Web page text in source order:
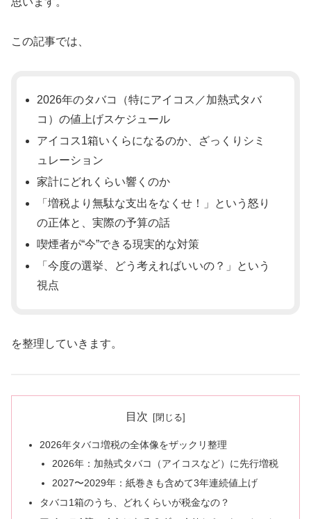
この記事では、
2026年のタバコ（特にアイコス／加熱式タバ
コ）の値上げスケジュール
アイコス1箱いくらになるのか、ざっくりシミ
ュレーション
家計にどれくらい響くのか
「増税より無駄な支出をなくせ！」という怒り
の正体と、実際の予算の話
喫煙者が“今”できる現実的な対策
「今度の選挙、どう考えればいいの？」という
視点
を整理していきます。
目次
2026年タバコ増税の全体像をザックリ整理
2026年：加熱式タバコ（アイコスなど）に先行増税
2027〜2029年：紙巻きも含めて3年連続値上げ
タバコ1箱のうち、どれくらいが税金なの？